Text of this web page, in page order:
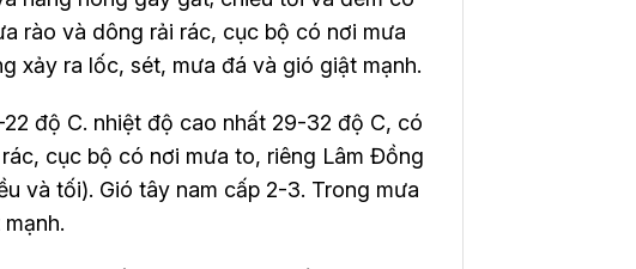
rào và dông rải rác, cục bộ có nơi mưa
xảy ra lốc, sét, mưa đá và gió giật mạnh.
độ C. nhiệt độ cao nhất 29-32 độ C, có
cục bộ có nơi mưa to, riêng Lâm Đồng
và tối). Gió tây nam cấp 2-3. Trong mưa